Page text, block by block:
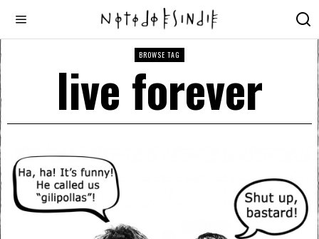
BROWSE TAG
live forever